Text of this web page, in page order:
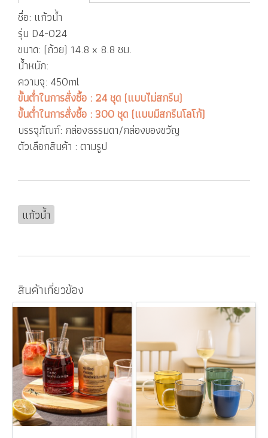
ชื่อ: แก้วน้ำ
รุ่น D4-024
ขนาด: (ถ้วย) 14.8 x 8.8 ซม.
น้ำหนัก:
ความจุ: 450ml
ขั้นต่ำในการสั่งซื้อ : 24 ชุด (แบบไม่สกรีน)
ขั้นต่ำในการสั่งซื้อ : 300 ชุด (แบบมีสกรีนโลโก้)
บรรจุภัณฑ์: กล่องธรรมดา/กล่องของขวัญ
ตัวเลือกสินค้า : ตามรูป
แก้วน้ำ
สินค้าเกี่ยวข้อง